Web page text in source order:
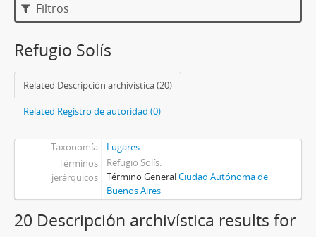
Filtros
Refugio Solís
Related Descripción archivística (20)
Related Registro de autoridad (0)
Taxonomía
Lugares
Términos
jerárquicos
Refugio Solís
Término GeneralCiudad Autónoma de
Buenos Aires
20 Descripción archivística results for